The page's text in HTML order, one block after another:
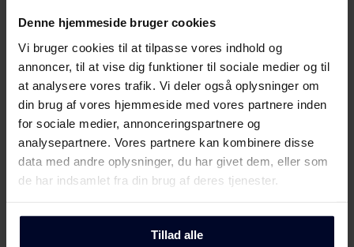
Denne hjemmeside bruger cookies
Vi bruger cookies til at tilpasse vores indhold og
annoncer, til at vise dig funktioner til sociale medier og til
at analysere vores trafik. Vi deler også oplysninger om
din brug af vores hjemmeside med vores partnere inden
for sociale medier, annonceringspartnere og
analysepartnere. Vores partnere kan kombinere disse
data med andre oplysninger, du har givet dem, eller som
de har indsamlet fra din brug af deres tjenester.
Tillad alle
Hvad gør os specielle
GRAM er berømt for sine æstetisk tiltalende og
funktionelle produkter, der gør vores kunders dagligdag
mere behagelig.